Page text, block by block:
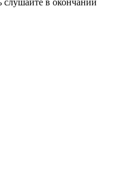
слушайте в окончании